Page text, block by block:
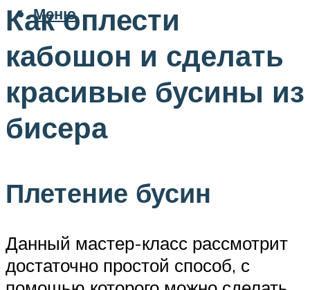
Меню
Как оплести
кабошон и сделать
красивые бусины из
бисера
Плетение бусин
Данный мастер-класс рассмотрит
достаточно простой способ, с